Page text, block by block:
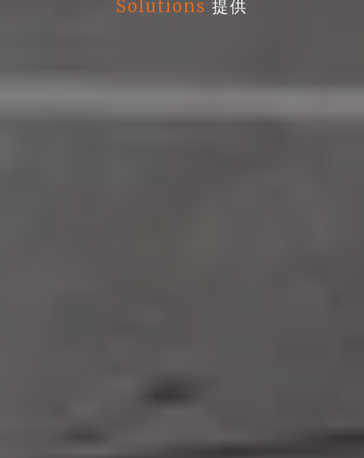
Solutions 提供